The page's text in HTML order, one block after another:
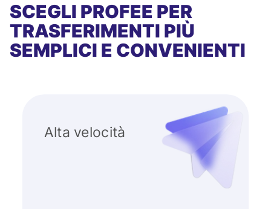
SCEGLI PROFEE PER
TRASFERIMENTI PIÙ
SEMPLICI E CONVENIENTI
Alta velocità